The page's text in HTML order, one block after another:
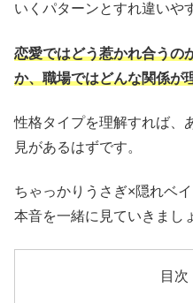
いくパターンとすれ違いや
恋愛ではどう惹かれ合うの
か、職場ではどんな関係が
性格タイプを理解すれば、
見があるはずです。
ちゃっかりうさぎ×隠れベ
本音を一緒に見ていきまし
目次